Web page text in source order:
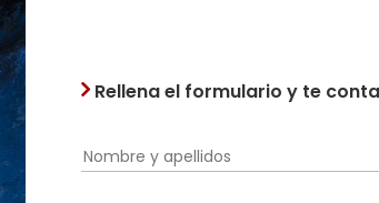
Rellena el formulario y te